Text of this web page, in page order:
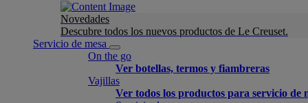
Novedades
Descubre todos los nuevos productos de Le Creuset.
Servicio de mesa
On the go
Ver botellas, termos y fiambreras
Vajillas
Ver todos los productos para servicio de